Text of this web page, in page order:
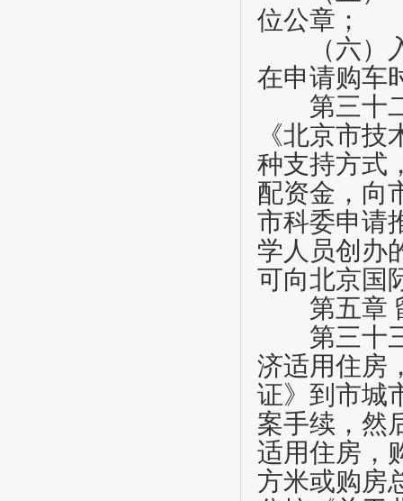
位公章；
（六）入
在申请购车
第三十
《北京市
种支持方式
配资金，向
市科委申请
学人员创办
可向北京国
第五章
第三十
济适用住房
证》到市城
案手续，然
适用住房，
方米或购房